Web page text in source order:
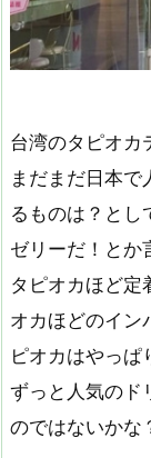
台湾のタピオカ
まだまだ日本
るものは？とし
ゼリーだ！とか
タピオカほど定
オカほどのイン
ピオカはやっぱ
ずっと人気のド
のではないかな